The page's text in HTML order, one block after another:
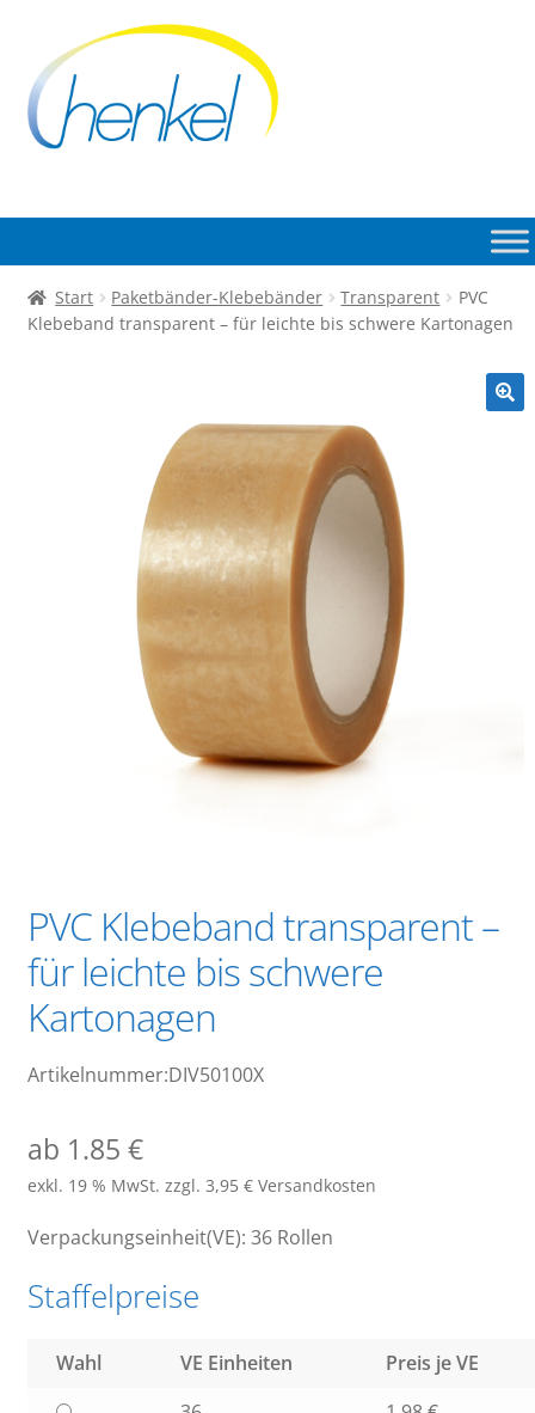
Navigation
springen
Inhalt
springen
Start Paketbänder-Klebebänder Transparent
PVC
Klebeband transparent – für leichte bis schwere Kartonagen
PVC Klebeband transparent –
für leichte bis schwere
Kartonagen
Artikelnummer:DIV50100X
ab 1.85 €
exkl. 19 % MwSt. zzgl. 3,95 € Versandkosten
Verpackungseinheit(VE): 36 Rollen
Staffelpreise
Wahl VE Einheiten
Preis je VE